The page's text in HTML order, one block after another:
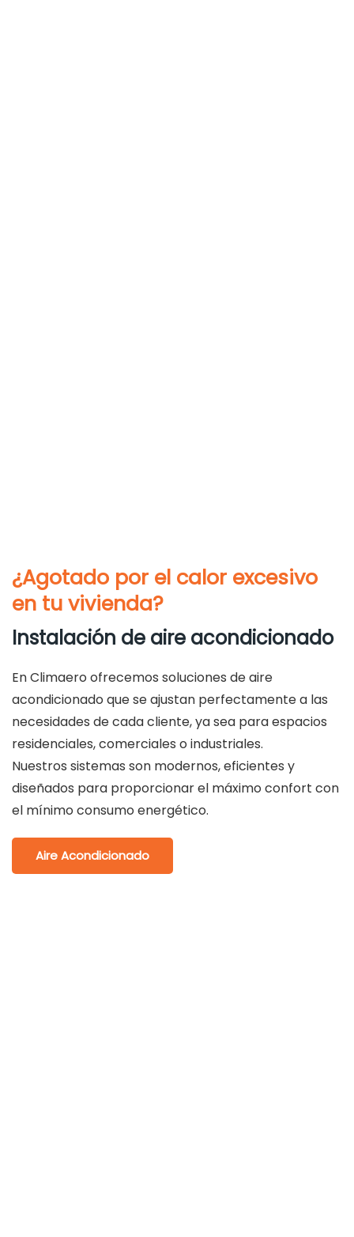
¿Agotado por el calor excesivo
en tu vivienda?
Instalación de aire acondicionado
En Climaero ofrecemos soluciones de aire
acondicionado que se ajustan perfectamente a las
necesidades de cada cliente, ya sea para espacios
residenciales, comerciales o industriales.
Nuestros sistemas son modernos, eficientes y
diseñados para proporcionar el máximo confort con
el mínimo consumo energético.
Aire Acondicionado